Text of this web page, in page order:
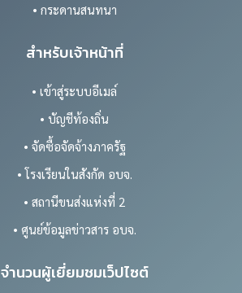
• กระดานสนทนา
สำหรับเจ้าหน้าที่
• เข้าสู่ระบบอีเมล์
• บัญชีท้องถิ่น
• จัดซื้อจัดจ้างภาครัฐ
• โรงเรียนในสังกัด อบจ.
• สถานีขนส่งแห่งที่ 2
• ศูนย์ข้อมูลข่าวสาร อบจ.
จำนวนผู้เยี่ยมชมเว็ปไซต์